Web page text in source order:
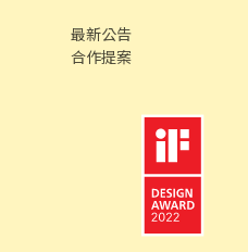
最新公告
合作提案